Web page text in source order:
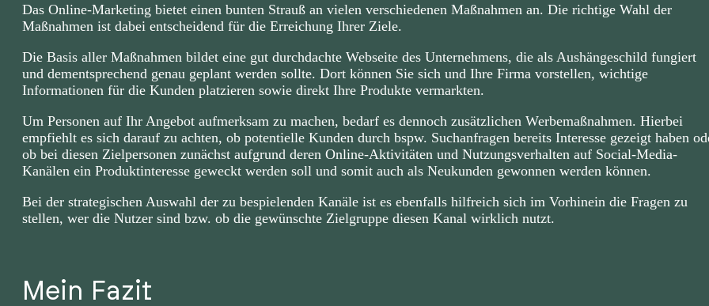
Das Online-Marketing bietet einen bunten Strauß an vielen verschiedenen Maßnahmen an. Die richtige Wahl der
Maßnahmen ist dabei entscheidend für die Erreichung Ihrer Ziele.
Die Basis aller Maßnahmen bildet eine gut durchdachte Webseite des Unternehmens, die als Aushängeschild fungiert
und dementsprechend genau geplant werden sollte. Dort können Sie sich und Ihre Firma vorstellen, wichtige
Informationen für die Kunden platzieren sowie direkt Ihre Produkte vermarkten.
Um Personen auf Ihr Angebot aufmerksam zu machen, bedarf es dennoch zusätzlichen Werbemaßnahmen. Hierbei
empfiehlt es sich darauf zu achten, ob potentielle Kunden durch bspw. Suchanfragen bereits Interesse gezeigt haben
ob bei diesen Zielpersonen zunächst aufgrund deren Online-Aktivitäten und Nutzungsverhalten auf Social-Media-
Kanälen ein Produktinteresse geweckt werden soll und somit auch als Neukunden gewonnen werden können.
Bei der strategischen Auswahl der zu bespielenden Kanäle ist es ebenfalls hilfreich sich im Vorhinein die Fragen zu
stellen, wer die Nutzer sind bzw. ob die gewünschte Zielgruppe diesen Kanal wirklich nutzt.
Mein Fazit